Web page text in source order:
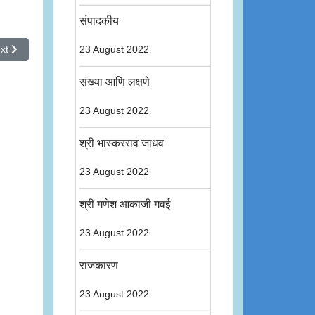
article: A Mission for the Depressed Classes : A Plea
संपादकीय
23 August 2022
संख्या आणि लक्षणे
23 August 2022
श्री भास्करराव जाधव
23 August 2022
श्री गणेश आकाजी गवई
23 August 2022
राजकारण
23 August 2022